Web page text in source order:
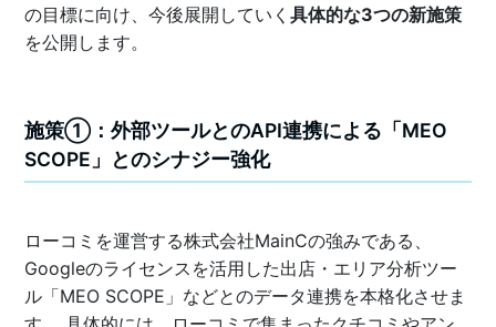
の目標に向け、今後展開していく具体的な3つの新施策
を公開します。
施策①：外部ツールとのAPI連携による「MEO
SCOPE」とのシナジー強化
ローコミを運営する株式会社MainCの強みである、
Googleのライセンスを活用した出店・エリア分析ツー
ル「MEO SCOPE」などとのデータ連携を本格化させま